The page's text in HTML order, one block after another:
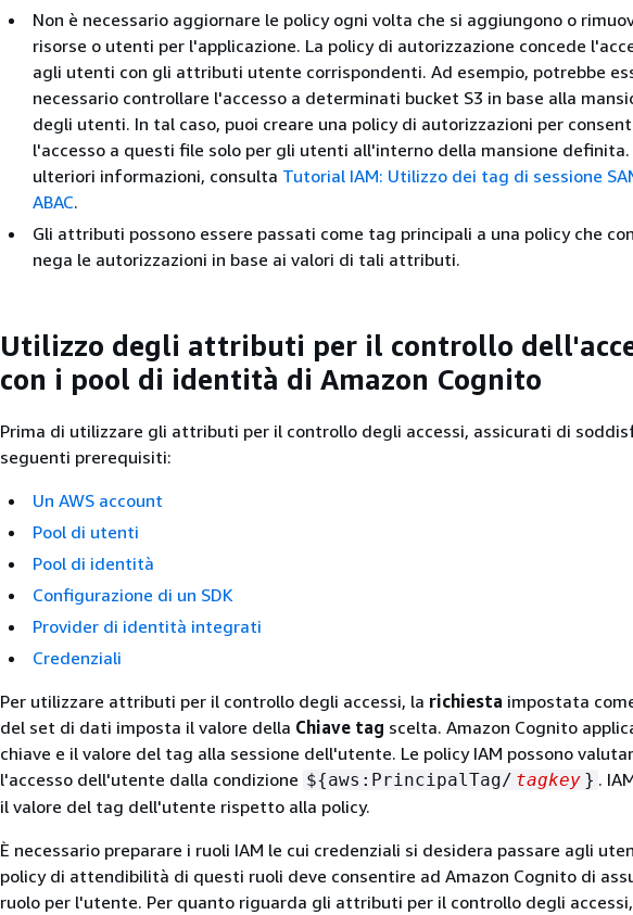
Non è necessario aggiornare le policy ogni volta che si aggiungono o
risorse o utenti per l'applicazione. La policy di autorizzazione concede
agli utenti con gli attributi utente corrispondenti. Ad esempio, potrebbe
necessario controllare l'accesso a determinati bucket S3 in base alla
degli utenti. In tal caso, puoi creare una policy di autorizzazioni per
l'accesso a questi file solo per gli utenti all'interno della mansione definita.
ulteriori informazioni, consulta Tutorial IAM: Utilizzo dei tag di sessione
ABAC.
Gli attributi possono essere passati come tag principali a una policy che
nega le autorizzazioni in base ai valori di tali attributi.
Utilizzo degli attributi per il controllo
con i pool di identità di Amazon Cognito
Prima di utilizzare gli attributi per il controllo degli accessi, assicurati di
seguenti prerequisiti:
Un AWS account
Pool di utenti
Pool di identità
Configurazione di un SDK
Provider di identità integrati
Credenziali
Per utilizzare attributi per il controllo degli accessi, la richiesta impostata
del set di dati imposta il valore della Chiave tag scelta. Amazon Cognito
chiave e il valore del tag alla sessione dell'utente. Le policy IAM possono
l'accesso dell'utente dalla condizione ${aws:PrincipalTag/ tagkey } .
il valore del tag dell'utente rispetto alla policy.
È necessario preparare i ruoli IAM le cui credenziali si desidera passare agli
policy di attendibilità di questi ruoli deve consentire ad Amazon Cognito di
ruolo per l'utente. Per quanto riguarda gli attributi per il controllo degli